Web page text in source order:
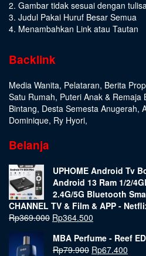
2. Gambar tidak sesuai dengan
3. Judul Pakai Huruf Besar Semua
4. Menambahkan Link atau Tautan
Backlink
Media Wanita, Pelataran, Berita
Satu Rumah, Puteri Anak & Remaja
Bintang, Desta Semesta Anugerah,
Dominique, Ry Hyori,
Belanja
UPHOME Android Tv
Android 13 Ram 1/2/
2.4G/5G Bluetooth
CHANNEL TV & Film & APP -
Rp369.000 Rp364.500
MBA Perfume - Reef
Rp79.900 Rp67.400